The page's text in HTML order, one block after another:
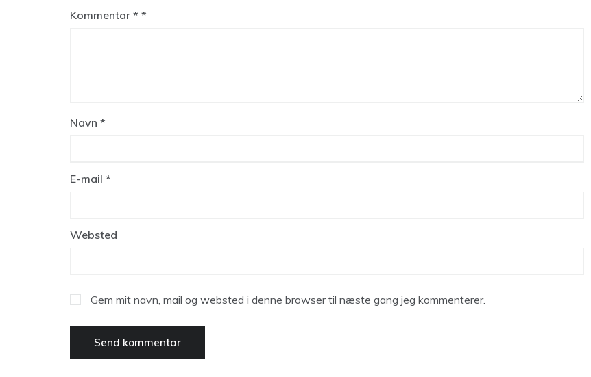
Kommentar *
Navn *
E-mail *
Websted
Gem mit navn, mail og websted i denne browser til næste gang jeg kommenterer.